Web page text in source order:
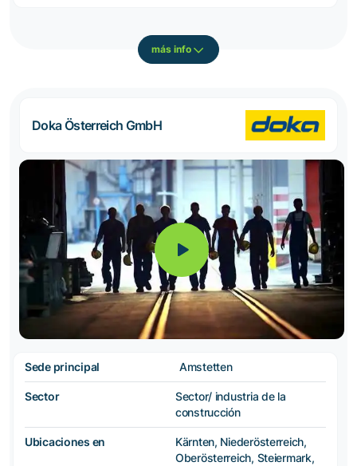
más info
Doka Österreich GmbH
Sede principal Amstetten
Sector
Sector/ industria de la
construcción
Ubicaciones en
Kärnten, Niederösterreich,
Oberösterreich, Steiermark,